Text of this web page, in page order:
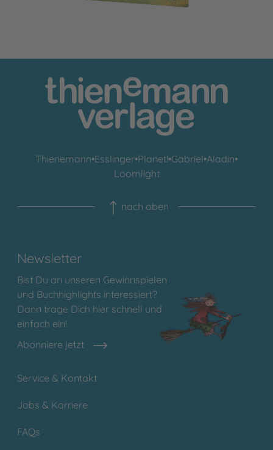
Thienemann•Esslinger•Planet!•Gabriel•Aladin•
Loomlight
nach oben
Newsletter
Bist Du an unseren Gewinnspielen
und Buchhighlights interessiert?
Dann trage Dich hier schnell und
einfach ein!
Abonniere jetzt
Service & Kontakt
Jobs & Karriere
FAQs